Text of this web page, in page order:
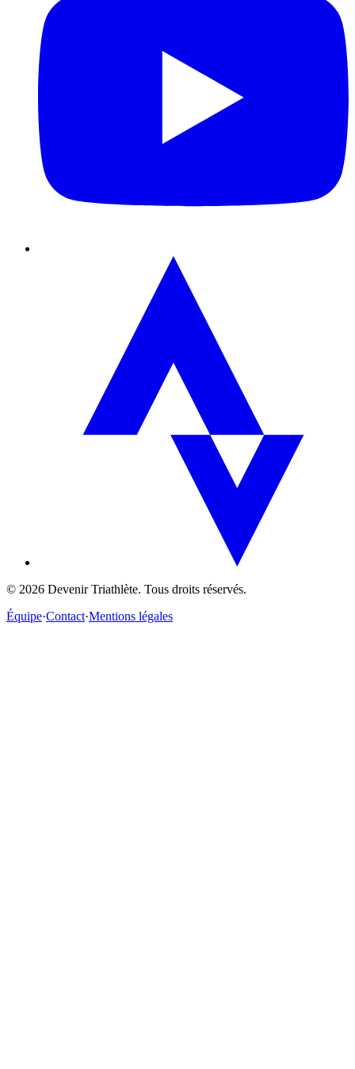
© 2026 Devenir Triathlète. Tous droits réservés.
Équipe·Contact·Mentions légales